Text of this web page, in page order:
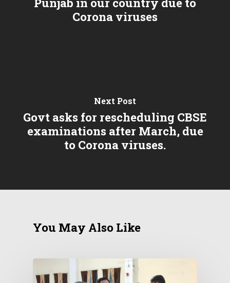
Corona viruses
Next Post
Govt asks for rescheduling CBSE
examinations after March, due
to Corona viruses.
You May Also Like